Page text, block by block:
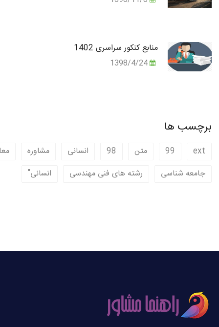
منابع کنکور سراسری 1402
برچسب ها
ext
99 متن 98 انسانی مشاوره
جامعه شناسی
رشته های فنی مهندسی انسانی"